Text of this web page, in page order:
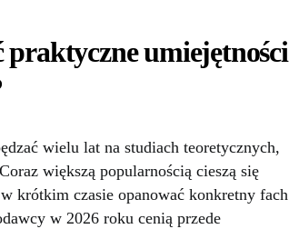
praktyczne umiejętności
wielu lat na studiach teoretycznych,
większą popularnością cieszą się
krótkim czasie opanować konkretny fach
w 2026 roku cenią przede